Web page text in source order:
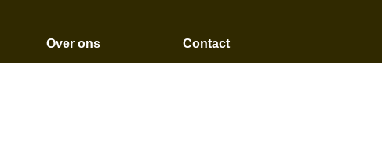
Over ons Contact